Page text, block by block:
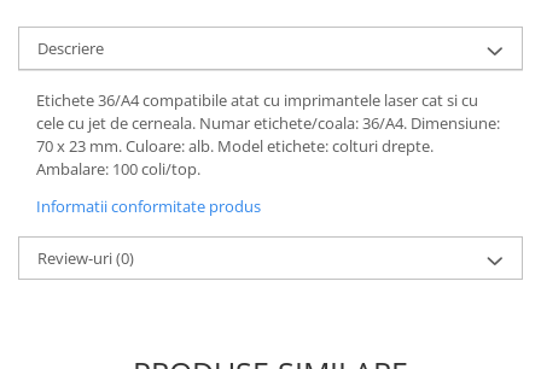
Carioci
Ascutitori
Creioane
Creioane cerate
Creioane colorate
Creioane mecanice si rezerve
Cerneala si rezerva pentru stilou
Descriere
Etichete 36/A4 compatibile atat cu imprimantele laser cat si cu
cele cu jet de cerneala. Numar etichete/coala: 36/A4. Dimensiune:
70 x 23 mm. Culoare: alb. Model etichete: colturi drepte.
Ambalare: 100 coli/top.
Informatii conformitate produs
Review-uri(0)